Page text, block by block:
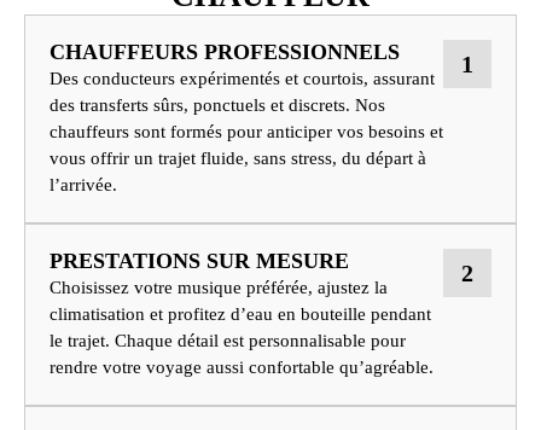
CHAUFFEURS PROFESSIONNELS
Des conducteurs expérimentés et courtois, assurant
des transferts sûrs, ponctuels et discrets. Nos
chauffeurs sont formés pour anticiper vos besoins et
vous offrir un trajet fluide, sans stress, du départ à
l’arrivée.
1
PRESTATIONS SUR MESURE
Choisissez votre musique préférée, ajustez la
climatisation et profitez d’eau en bouteille pendant
le trajet. Chaque détail est personnalisable pour
rendre votre voyage aussi confortable qu’agréable.
2